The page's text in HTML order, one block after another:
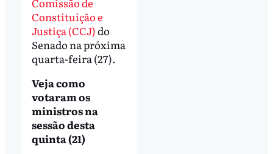
Constituição e
Justiça (CCJ)do
Senado na próxima
quarta-feira (27).
Veja como
votaram os
ministros na
sessão desta
quinta (21)